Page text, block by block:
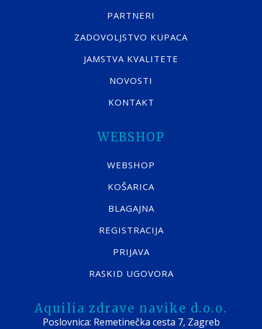
PARTNERI
ZADOVOLJSTVO KUPACA
JAMSTVA KVALITETE
NOVOSTI
KONTAKT
WEBSHOP
WEBSHOP
KOŠARICA
BLAGAJNA
REGISTRACIJA
PRIJAVA
RASKID UGOVORA
Aquilia zdrave navike d.o.o.
Poslovnica: Remetinečka cesta 7, Zagreb